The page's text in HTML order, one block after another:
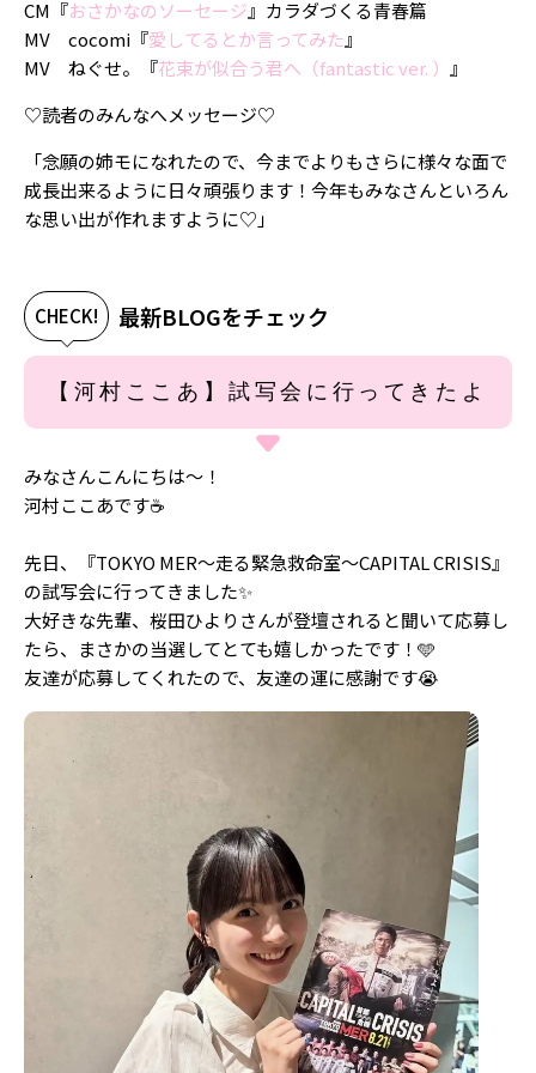
CM『おさかなのソーセージ』カラダづくる青春篇
MV cocomi『愛してるとか言ってみた』
MV ねぐせ。『花束が似合う君へ（fantastic ver. ）
』
♡読者のみんなへメッセージ♡
「念願の姉モになれたので、今までよりもさらに様々な面で
成長出来るように日々頑張ります！今年もみなさんといろん
な思い出が作れますように♡」
CHECK! 最新BLOGをチェック
【河村ここあ】試写会に行ってきたよ
みなさんこんにちは〜！
河村ここあです☕️
先日、『TOKYO MER～走る緊急救命室～CAPITAL CRISIS』
の試写会に行ってきました✨️
大好きな先輩、桜田ひよりさんが登壇されると聞いて応募し
たら、まさかの当選してとても嬉しかったです！🩵
友達が応募してくれたので、友達の運に感謝です😭